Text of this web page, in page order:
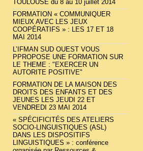
TOULOUSE du 8 au 10 juillet 2014
FORMATION « COMMUNIQUER
MIEUX AVEC LES JEUX
COOPÉRATIFS » : LES 17 ET 18
MAI 2014
L’IFMAN SUD OUEST VOUS
PPROPOSE UNE FORMATION SUR
LE THEME : "EXERCER UN
AUTORITE POSITIVE"
FORMATION DE LA MAISON DES
DROITS DES ENFANTS ET DES
JEUNES LES JEUDI 22 ET
VENDREDI 23 MAI 2014
« SPÉCIFICITÉS DES ATELIERS
SOCIO-LINGUISTIQUES (ASL)
DANS LES DISPOSITIFS
LINGUISTIQUES » : conférence